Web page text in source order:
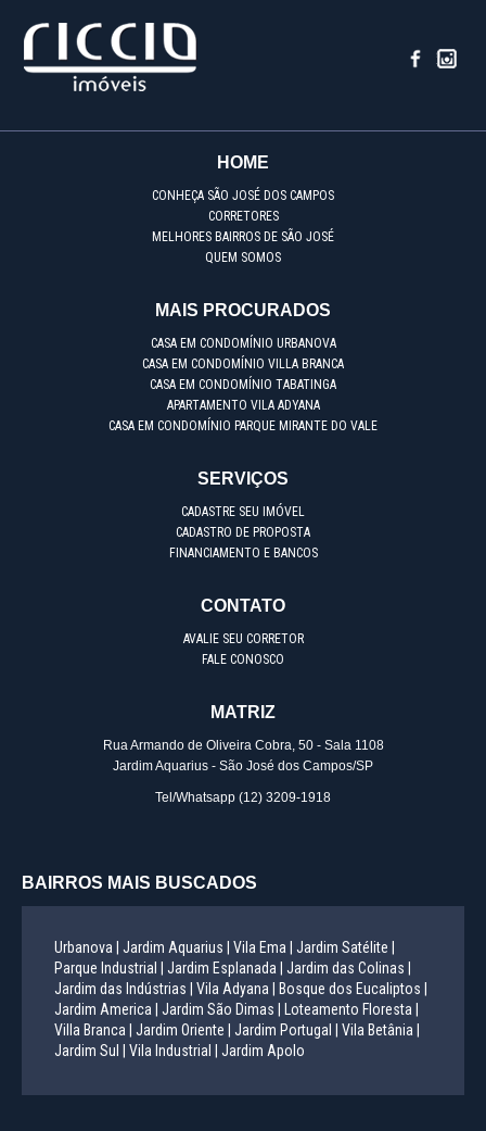
HOME
CONHEÇA SÃO JOSÉ DOS CAMPOS
CORRETORES
MELHORES BAIRROS DE SÃO JOSÉ
QUEM SOMOS
MAIS PROCURADOS
CASA EM CONDOMÍNIO URBANOVA
CASA EM CONDOMÍNIO VILLA BRANCA
CASA EM CONDOMÍNIO TABATINGA
APARTAMENTO VILA ADYANA
CASA EM CONDOMÍNIO PARQUE MIRANTE DO VALE
SERVIÇOS
CADASTRE SEU IMÓVEL
CADASTRO DE PROPOSTA
FINANCIAMENTO E BANCOS
CONTATO
AVALIE SEU CORRETOR
FALE CONOSCO
MATRIZ
Rua Armando de Oliveira Cobra, 50 - Sala 1108
Jardim Aquarius - São José dos Campos/SP
Tel/Whatsapp (12) 3209-1918
BAIRROS MAIS BUSCADOS
Urbanova | Jardim Aquarius | Vila Ema |
Jardim Satélite |
Parque Industrial |
Jardim Esplanada |
Jardim das Colinas |
Jardim das Indústrias |
Vila Adyana |
Bosque dos Eucaliptos |
Jardim America |
Jardim São Dimas |
Loteamento Floresta |
Villa Branca |
Jardim Oriente | Jardim Portugal |
Vila Betânia |
Jardim Sul |
Vila Industrial | Jardim Apolo